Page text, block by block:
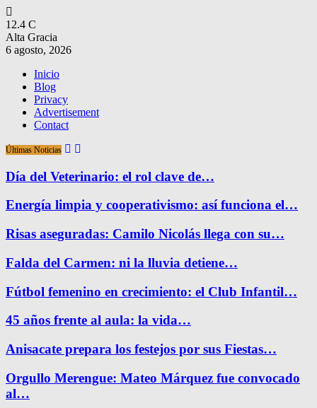
12.4 C
Alta Gracia
6 agosto, 2026
Inicio
Blog
Privacy
Advertisement
Contact
Últimas Noticias
Día del Veterinario: el rol clave de…
Energía limpia y cooperativismo: así funciona el…
Risas aseguradas: Camilo Nicolás llega con su…
Falda del Carmen: ni la lluvia detiene…
Fútbol femenino en crecimiento: el Club Infantil…
45 años frente al aula: la vida…
Anisacate prepara los festejos por sus Fiestas…
Orgullo Merengue: Mateo Márquez fue convocado
al…